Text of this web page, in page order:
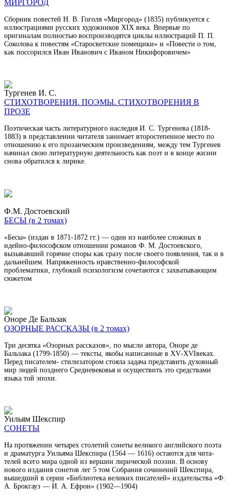
МИРГОРОД
Сборник повестей Н. В. Гоголя «Миргород» (1835) публикуется с
иллю­страциями русских художников XIX века. Впервые по
оригиналам полностью воспроизводятся циклы иллюстраций П. П.
Соколова к повестям «Старосвет­ские помещики» и «Повести о том,
как поссорился Иван Иванович с Иваном Никифоровичем»
Тургенев И. С.
СТИХОТВОРЕНИЯ. ПОЭМЫ. СТИХОТВОРЕНИЯ В
ПРОЗЕ
Поэтическая часть литературного наследия И. С. Тургенева (1818-
1883) в представлении читателя занимает второстепенное место по
отношению к его прозаическим произведениям, между тем Тургенев
начинал свою литератур­ную деятельность как поэт и в конце жизни
снова обратился к лирике.
Ф.М. Достоевский
БЕСЫ (в 2 томах)
«Бесы» (издан в 1871-1872 гг.) — один из наиболее сложных в
идейно-фило­софском отношении романов Ф. М. Достоевского,
вызывавший горячие споры как сразу после своего появления, так и в
дальнейшем. Напряженность нрав­ственно-философской
проблематики, глубокий психологизм сочетаются с за­хватывающим
сюжетом
Оноре Де Бальзак
ОЗОРНЫЕ РАССКАЗЫ (в 2 томах)
Три десятка «Озорных рассказов», по мысли автора, Оноре де
Бальзака (1799-1850) — тексты, якобы написанные в XV-XVIвеках.
Перед писателем- стилизатором стояла задача представить духовный
мир людей позднего Сред­невековья и осуществить это средствами
языка той эпохи.
Уильям Шекспир
СОНЕТЫ
На протяжении четырех столетий сонеты великого английского по­эта
и драматурга Уильяма Шекспира (1564 — 1616) остаются для чита­
телей всего мира одной из вершин лирической поэзии. В основу
нового издания сонетов лег 5 том Собрания сочинений Шекспира,
вышедший в серии «Библиотека великих писателей» издательства «Ф.
А. Брокгауз — И. А. Ефрон» (1902—1904)